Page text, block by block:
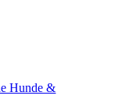
Hunde &